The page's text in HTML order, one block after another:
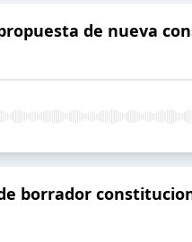
de nueva
borrador